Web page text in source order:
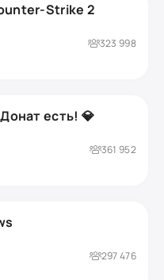
Strike 2
323 998
есть! 💎
361 952
297 476